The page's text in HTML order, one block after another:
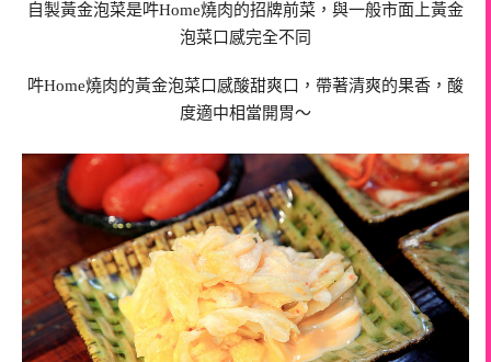
自製黃金泡菜是吽Home燒肉的招牌前菜，與一般市面上黃金
泡菜口感完全不同
吽Home燒肉的黃金泡菜口感酸甜爽口，帶著清爽的果香，酸
度適中相當開胃～